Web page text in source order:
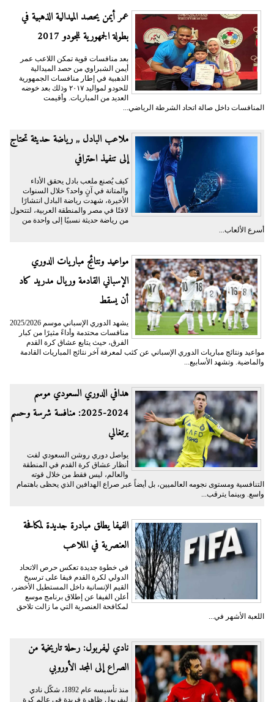
عمر أيمن يحصد الميدالية الذهبية في
بطولة الجمهورية للجودو 2017
بعد منافسات قوية تمكن اللاعب عمر
أيمن الشبراوي من حصد الميدالية
الذهبية في إطار منافسات الجمهورية
للحودو لمواليد ٢٠١٧ وذلك بعد خوضه
العديد من المباريات. وأقيمت
المنافسات داخل صالة اتحاد الشرطة الرياضي...
ملاعب البادل ,, رياضة حديثة تحتاج
إلى تنفيذ احترافي
كيف يُصنع ملعب بادل يحقق الأداء
والمتانة في آنٍ واحد؟ خلال السنوات
الأخيرة، شهدت رياضة البادل انتشارًا
لافتًا في مصر والمنطقة العربية، لتتحول
من رياضة حديثة نسبيًا إلى واحدة من
أسرع الألعاب...
مواعيد ونتائج مباريات الدوري
الإسباني القادمة وريال مدريد كاد
أن يسقط
يشهد الدوري الإسباني موسم 2025/2026
منافسات محتدمة وأداءً مثيرًا من كبار
الفرق، حيث يتابع عشاق كرة القدم
مواعيد ونتائج مباريات الدوري الإسباني عن كثب لمعرفة آخر نتائج المباريات القادمة
والماضية. وتشهد الأسابيع...
هدافي الدوري السعودي موسم
2024-2025: منافسة شرسة وحسم
برتغالي
يواصل دوري روشن السعودي لفت
أنظار عشاق كرة القدم في المنطقة
والعالم، ليس فقط من خلال قوته
التنافسية ومستوى نجومه العالميين، بل أيضاً عبر صراع الهدافين الذي يحظى باهتمام
واسع. وبينما يترقب...
الفيفا يطلق مبادرة جديدة لمكافحة
العنصرية في الملاعب
في خطوة جديدة تعكس حرص الاتحاد
الدولي لكرة القدم فيفا على ترسيخ
القيم الإنسانية داخل المستطيل الأخضر،
أعلن الفيفا عن إطلاق برنامج موسع
لمكافحة العنصرية التي ما زالت تلاحق
اللعبة الأشهر في...
نادي ليفربول: رحلة تاريخية من
الصراع إلى المجد الأوروبي
منذ تأسيسه عام 1892، شكّل نادي
ليفربول ظاهرة فريدة في عالم كرة